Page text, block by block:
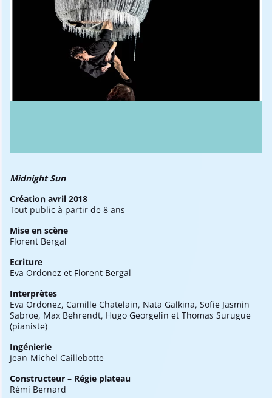
Midnight Sun
Création avril 2018
Tout public à partir de 8 ans
Mise en scène
Florent Bergal
Ecriture
Eva Ordonez et Florent Bergal
Interprètes
Eva Ordonez, Camille Chatelain, Nata Galkina, Sofie Jasmin
Sabroe, Max Behrendt, Hugo Georgelin et Thomas Surugue
(pianiste)
Ingénierie
Jean-Michel Caillebotte
Constructeur – Régie plateau
Rémi Bernard